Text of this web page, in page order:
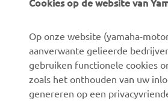
CORPORATE
Over ons
Op onze website (yamaha-
aanverwante gelieerde
gebruiken functionele cookies
zoals het onthouden van uw
genereren op een